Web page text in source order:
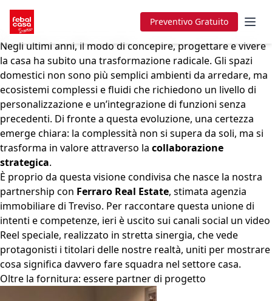
Preventivo Gratuito
Negli ultimi anni, il modo di concepire, progettare e vivere
la casa ha subito una trasformazione radicale. Gli spazi
domestici non sono più semplici ambienti da arredare, ma
ecosistemi complessi e fluidi che richiedono un livello di
personalizzazione e un’integrazione di funzioni senza
precedenti. Di fronte a questa evoluzione, una certezza
emerge chiara: la complessità non si supera da soli, ma si
trasforma in valore attraverso la collaborazione
strategica.
È proprio da questa visione condivisa che nasce la nostra
partnership con Ferraro Real Estate, stimata agenzia
immobiliare di Treviso. Per raccontare questa unione di
intenti e competenze, ieri è uscito sui canali social un video
Reel speciale, realizzato in stretta sinergia, che vede
protagonisti i titolari delle nostre realtà, uniti per mostrare
cosa significa davvero fare squadra nel settore casa.
Oltre la fornitura: essere partner di progetto